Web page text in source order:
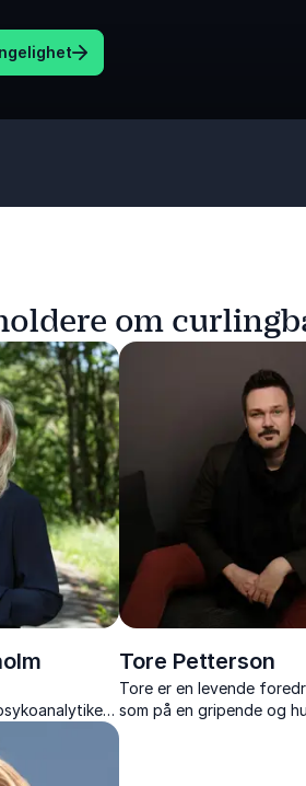
om
offentlig
praksis.
av
Tore Petterson
Tore er en levende
som på en gripende og
måte tar opp temaer som